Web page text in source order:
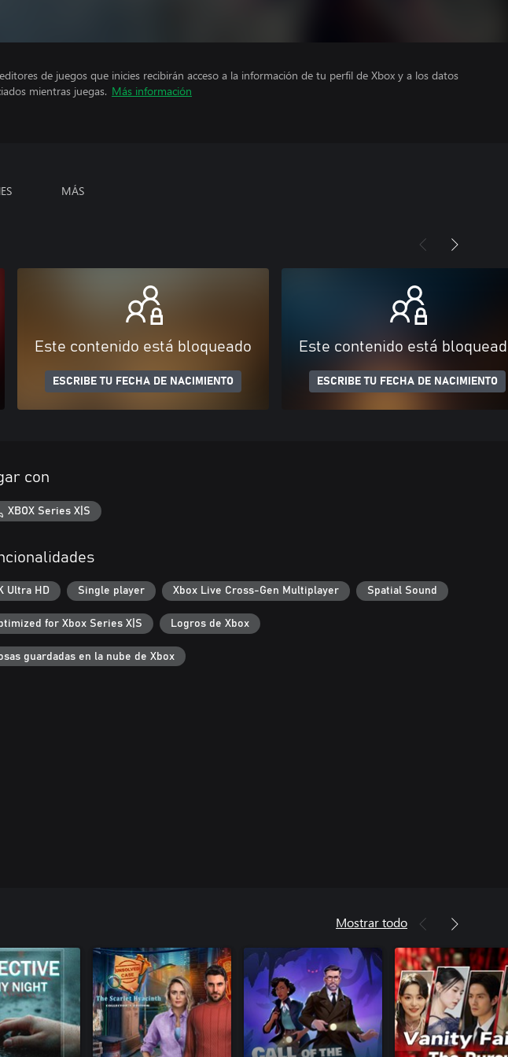
de juegos que inicies recibirán acceso a la información de tu perfil de Xbox y a los datos
mientras juegas. Más información
MÁS
Este contenido está bloqueado
ESCRIBE TU FECHA DE NACIMIENTO
Este contenido está
ESCRIBE TU FECHA DE NACIMIENTO
con
XBOX Series X|S
Ultra HD Single player Xbox Live Cross-Gen Multiplayer Spatial Sound
for Xbox Series X|S Logros de Xbox
guardadas en la nube de Xbox
Mostrar todo